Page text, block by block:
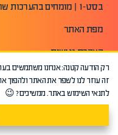
בסט-1 | מומחים בהערכות שווי ופיננסים
מפת האתר
הצהרת נגישות
תנאי שימוש באתר
מדיניות פרטיות
רק הודעה קטנה: אנחנו משתמשים
זה עוזר לנו לשפר את האתר ולהפוך
לתנאי השימוש באתר. ממשיכים? 😉